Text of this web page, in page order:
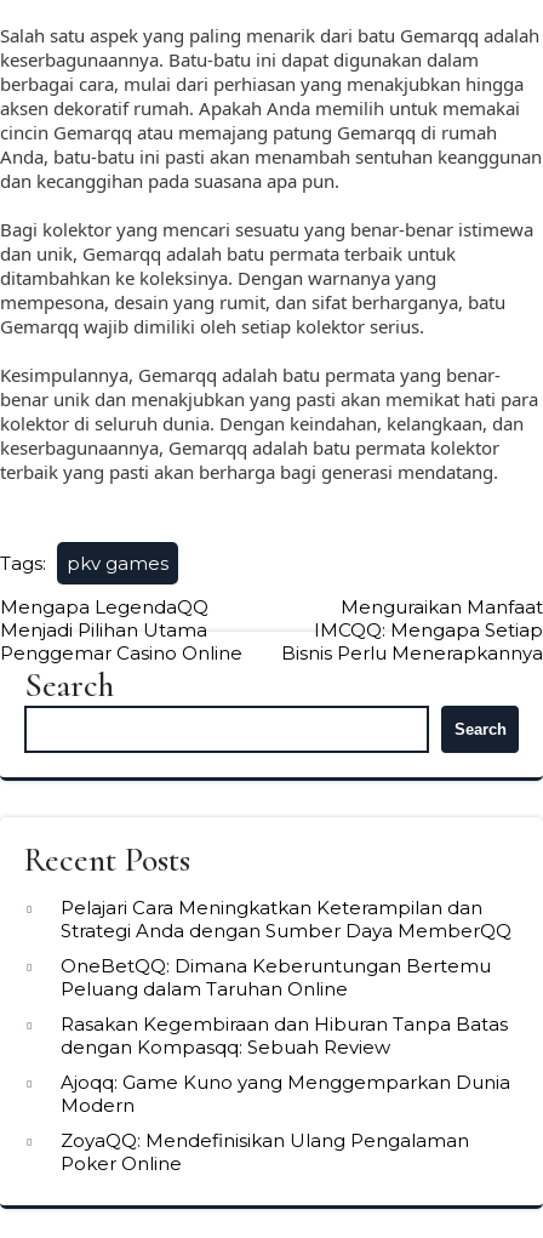
Salah satu aspek yang paling menarik dari batu Gemarqq adalah
keserbagunaannya. Batu-batu ini dapat digunakan dalam
berbagai cara, mulai dari perhiasan yang menakjubkan hingga
aksen dekoratif rumah. Apakah Anda memilih untuk memakai
cincin Gemarqq atau memajang patung Gemarqq di rumah
Anda, batu-batu ini pasti akan menambah sentuhan keanggunan
dan kecanggihan pada suasana apa pun.
Bagi kolektor yang mencari sesuatu yang benar-benar istimewa
dan unik, Gemarqq adalah batu permata terbaik untuk
ditambahkan ke koleksinya. Dengan warnanya yang
mempesona, desain yang rumit, dan sifat berharganya, batu
Gemarqq wajib dimiliki oleh setiap kolektor serius.
Kesimpulannya, Gemarqq adalah batu permata yang benar-
benar unik dan menakjubkan yang pasti akan memikat hati para
kolektor di seluruh dunia. Dengan keindahan, kelangkaan, dan
keserbagunaannya, Gemarqq adalah batu permata kolektor
terbaik yang pasti akan berharga bagi generasi mendatang.
Tags: pkv games
Post
navigation
Mengapa LegendaQQ
Menjadi Pilihan Utama
Penggemar Casino Online
Menguraikan Manfaat
IMCQQ: Mengapa Setiap
Bisnis Perlu Menerapkannya
Search
Search
Recent Posts
Pelajari Cara Meningkatkan Keterampilan dan
Strategi Anda dengan Sumber Daya MemberQQ
OneBetQQ: Dimana Keberuntungan Bertemu
Peluang dalam Taruhan Online
Rasakan Kegembiraan dan Hiburan Tanpa Batas
dengan Kompasqq: Sebuah Review
Ajoqq: Game Kuno yang Menggemparkan Dunia
Modern
ZoyaQQ: Mendefinisikan Ulang Pengalaman
Poker Online